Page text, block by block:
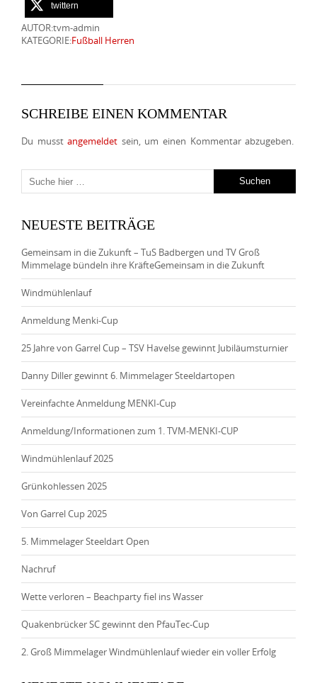
twittern
AUTOR:tvm-admin
KATEGORIE:Fußball Herren
SCHREIBE EINEN KOMMENTAR
Du musstangemeldet sein, um einen Kommentar abzugeben.
NEUESTE BEITRÄGE
Gemeinsam in die Zukunft – TuS Badbergen und TV Groß
Mimmelage bündeln ihre KräfteGemeinsam in die Zukunft
Windmühlenlauf
Anmeldung Menki-Cup
25 Jahre von Garrel Cup – TSV Havelse gewinnt Jubiläumsturnier
Danny Diller gewinnt 6. Mimmelager Steeldartopen
Vereinfachte Anmeldung MENKI-Cup
Anmeldung/Informationen zum 1. TVM-MENKI-CUP
Windmühlenlauf 2025
Grünkohlessen 2025
Von Garrel Cup 2025
5. Mimmelager Steeldart Open
Nachruf
Wette verloren – Beachparty fiel ins Wasser
Quakenbrücker SC gewinnt den PfauTec-Cup
2. Groß Mimmelager Windmühlenlauf wieder ein voller Erfolg